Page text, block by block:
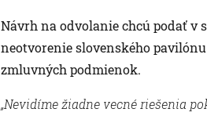
Návrh na odvolanie chcú podať v
neotvorenie slovenského
zmluvných podmienok.
„Nevidíme žiadne vecné riešenia